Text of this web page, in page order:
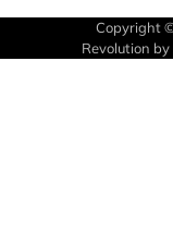
Copyright
Revolution by